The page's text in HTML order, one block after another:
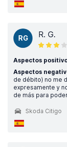
RG R. G.
Aspectos
Aspectos
de débito) no me
expresamente y
de más para
Skoda Citigo